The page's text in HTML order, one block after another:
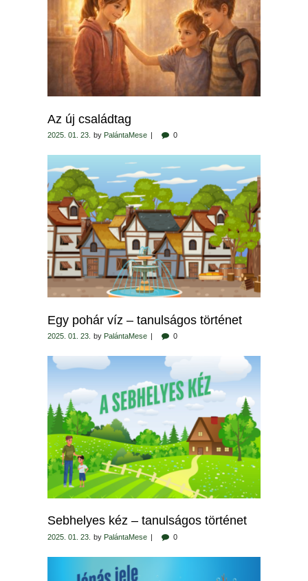
Az új családtag
2025. 01. 23. by PalántaMese 0
Egy pohár víz – tanulságos történet
2025. 01. 23. by PalántaMese 0
Sebhelyes kéz – tanulságos történet
2025. 01. 23. by PalántaMese 0